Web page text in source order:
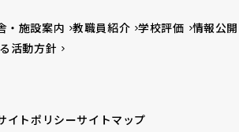
・施設案内 教職員紹介 学校評価 情報公開
活動方針
イトポリシーサイトマップ